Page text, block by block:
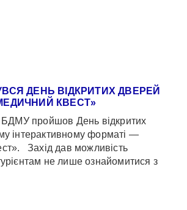
ДЕНЬ ВІДКРИТИХ ДВЕРЕЙ
КВЕСТ»
БДМУ пройшов День відкритих
інтерактивному форматі —
Захід дав можливість
не лише ознайомитися з